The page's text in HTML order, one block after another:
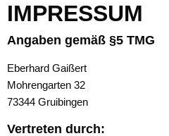
IMPRESSUM
Angaben gemäß §5 TMG
Eberhard Gaißert
Mohrengarten 32
73344 Gruibingen
Vertreten durch: